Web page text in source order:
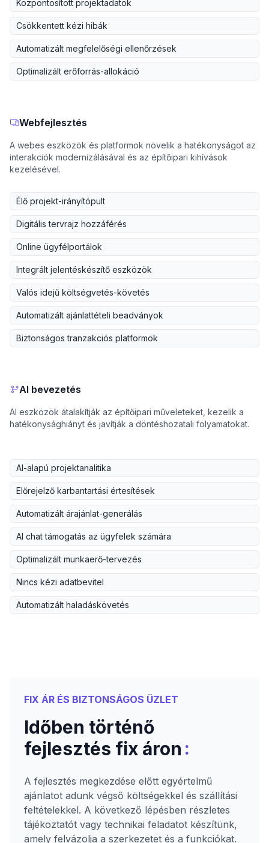
Központosított projektadatok
Csökkentett kézi hibák
Automatizált megfelelőségi ellenőrzések
Optimalizált erőforrás-allokáció
Webfejlesztés
A webes eszközök és platformok növelik a hatékonyságot az
interakciók modernizálásával és az építőipari kihívások
kezelésével.
Élő projekt-irányítópult
Digitális tervrajz hozzáférés
Online ügyfélportálok
Integrált jelentéskészítő eszközök
Valós idejű költségvetés-követés
Automatizált ajánlattételi beadványok
Biztonságos tranzakciós platformok
AI bevezetés
AI eszközök átalakítják az építőipari műveleteket, kezelik a
hatékonysághiányt és javítják a döntéshozatali folyamatokat.
AI-alapú projektanalitika
Előrejelző karbantartási értesítések
Automatizált árajánlat-generálás
AI chat támogatás az ügyfelek számára
Optimalizált munkaerő-tervezés
Nincs kézi adatbevitel
Automatizált haladáskövetés
FIX ÁR ÉS BIZTONSÁGOS ÜZLET
Időben történő
fejlesztés fix áron :
A fejlesztés megkezdése előtt egyértelmű
ajánlatot adunk végső költségekkel és szállítási
feltételekkel. A következő lépésben részletes
tájékoztatót vagy technikai feladatot készítünk,
amely felvázolja a szerkezetet és a funkciókat.